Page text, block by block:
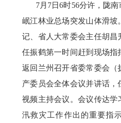
7月7日6时56分许，陇
岷江林业总场突发山体滑坡
记、省人大常委会主任胡昌
任振鹤第一时间赶到现场指
返回兰州召开省委常委会（
产委员会全体会议并讲话，
视频主持会议。会议传达学
汛救灾工作作出的重要指